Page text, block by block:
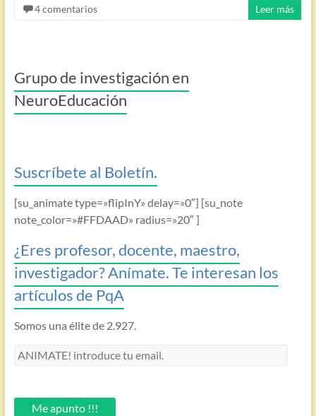
4 comentarios
Leer más
Grupo de investigación en
NeuroEducación
Suscríbete al Boletín.
[su_animate type=»flipInY» delay=»0″] [su_note
note_color=»#FFDAAD» radius=»20″ ]
¿Eres profesor, docente, maestro,
investigador? Anímate. Te interesan los
artículos de PqA
Somos una élite de 2.927.
ANIMATE!
email.Me apunto !!!